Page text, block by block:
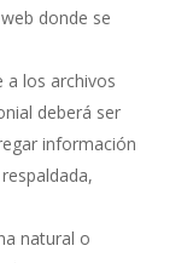
donde se
a los archivos
deberá ser
información
natural o